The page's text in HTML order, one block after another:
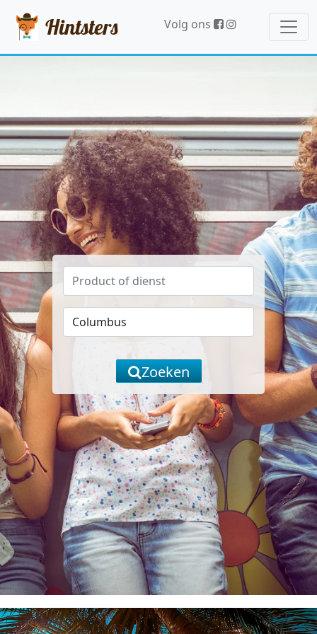
Hintsters Volg ons
Zoeken